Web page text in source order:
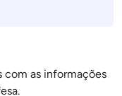
com as informações